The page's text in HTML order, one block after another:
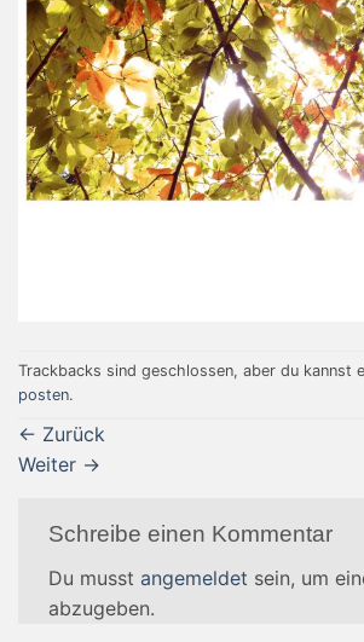
Trackbacks sind geschlossen, aber du kannst
posten.
← Zurück
Weiter →
Schreibe einen Kommentar
Du musst angemeldet sein, um
abzugeben.